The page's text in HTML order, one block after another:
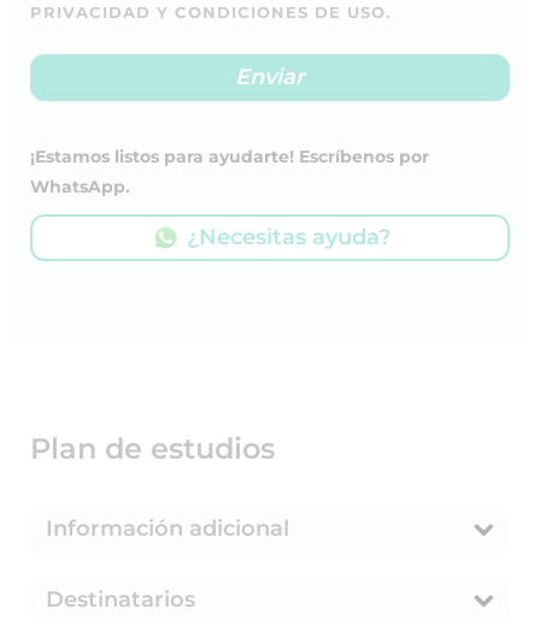
PRIVACIDAD Y CONDICIONES DE USO.
¡Estamos listos para ayudarte! Escríbenos por
WhatsApp.
¿Necesitas ayuda?
Plan de estudios
Información adicional
Destinatarios